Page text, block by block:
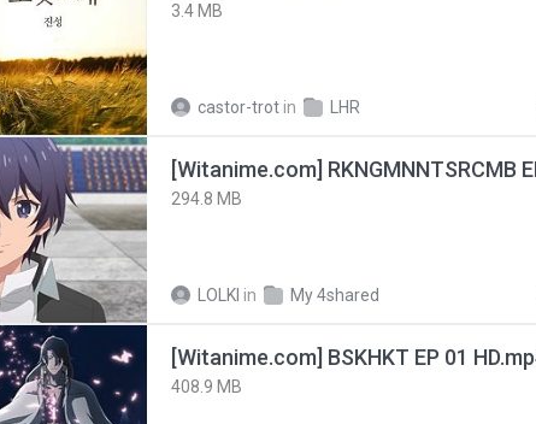
3.4 MB
castor-trot in LHR
294.8 MB
LOLKI in My 4shared
[Witanime.com] BSKHKT EP 01
408.9 MB